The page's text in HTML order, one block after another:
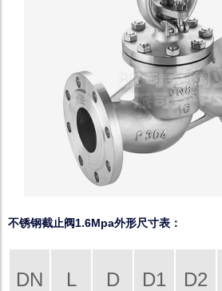
不锈钢截止阀1.6Mpa外形尺寸表：
DN L D D1 D2